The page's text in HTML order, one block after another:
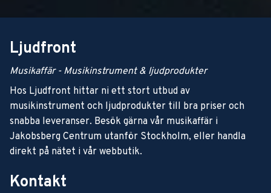
Ljudfront
Musikaffär - Musikinstrument & ljudprodukter
Hos Ljudfront hittar ni ett stort utbud av
musikinstrument och ljudprodukter till bra priser och
snabba leveranser. Besök gärna vår musikaffär i
Jakobsberg Centrum utanför Stockholm, eller handla
direkt på nätet i vår webbutik.
Kontakt